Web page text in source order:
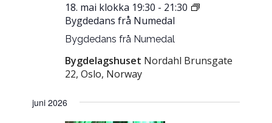
Bygdedans frå Numedal
18. mai klokka 19:30 - 21:30
Bygdedans frå Numedal
Bygdelagshuset Nordahl Brunsgate
22, Oslo, Norway
juni 2026